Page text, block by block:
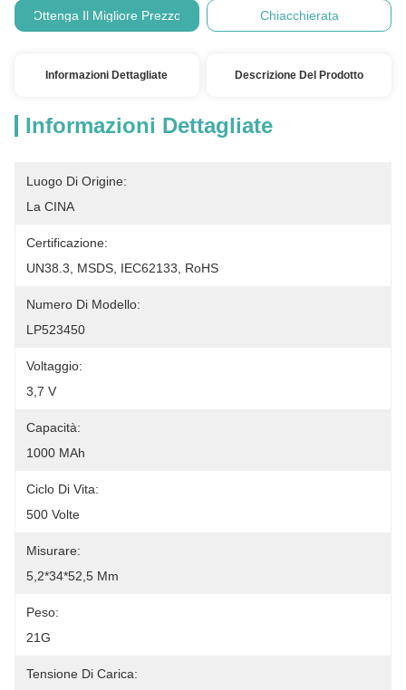
Ottenga Il Migliore Prezzo Chiacchierata
Informazioni Dettagliate Descrizione Del Prodotto
Informazioni Dettagliate
Luogo Di Origine:
La CINA
Certificazione:
UN38.3, MSDS, IEC62133, RoHS
Numero Di Modello:
LP523450
Voltaggio:
3,7 V
Capacità:
1000 MAh
Ciclo Di Vita:
500 Volte
Misurare:
5,2*34*52,5 Mm
Peso:
21G
Tensione Di Carica: